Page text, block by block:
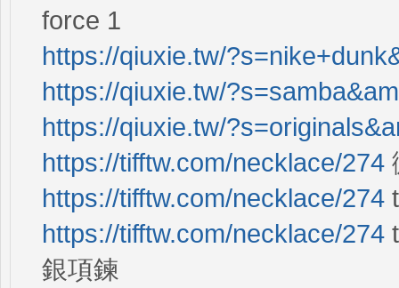
force 1
https://qiuxie.tw/
https://qiuxie.tw/
https://qiuxie.tw/
https://tifftw.com/necklace/274
https://tifftw.com/necklace/274
https://tifftw.com/necklace/274
銀項鍊